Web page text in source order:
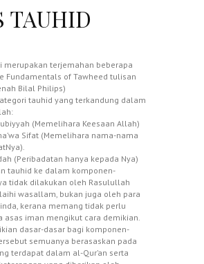
TAUHID
merupakan terjemahan beberapa
Fundamentals of Tawheed tulisan
Bilal Philips)
tauhid yang terkandung dalam
(Memelihara Keesaan Allah)
Sifat (Memelihara nama-nama
(Peribadatan hanya kepada Nya)
tauhid ke dalam komponen-
tidak dilakukan oleh Rasulullah
wasallam, bukan juga oleh para
kerana memang tidak perlu
asas iman mengikut cara demikian.
dasar-dasar bagi komponen-
semuanya berasaskan pada
terdapat dalam al-Qur’an serta